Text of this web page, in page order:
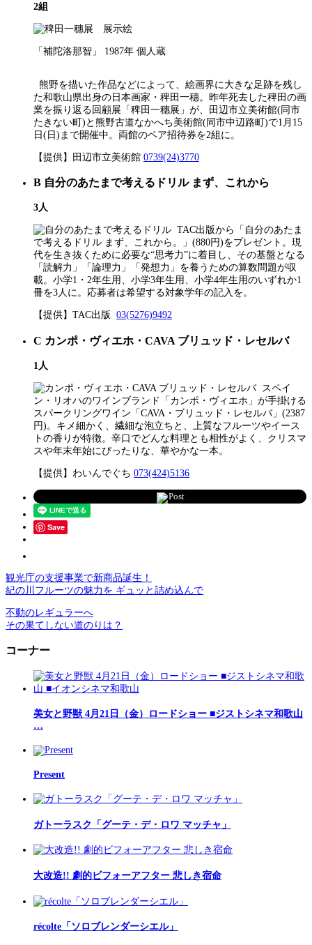
2組
「補陀洛那智」 1987年 個人蔵
熊野を描いた作品などによって、絵画界に大きな足跡を残し
た和歌山県出身の日本画家・稗田一穗。昨年死去した稗田の画
業を振り返る回顧展「稗田一穗展」が、田辺市立美術館(同市
たきない町)と熊野古道なかへち美術館(同市中辺路町)で1月15
日(日)まで開催中。両館のペア招待券を2組に。
【提供】田辺市立美術館 0739(24)3770
B 自分のあたまで考えるドリル まず、これから
3人
TAC出版から「自分のあたま
で考えるドリル まず、これから。」(880円)をプレゼント。現
代を生き抜くために必要な“思考力”に着目し、その基盤となる
「読解力」「論理力」「発想力」を養うための算数問題が収
載。小学1・2年生用、小学3年生用、小学4年生用のいずれか1
冊を3人に。応募者は希望する対象学年の記入を。
【提供】TAC出版 03(5276)9492
C カンポ・ヴィエホ・CAVA ブリュッド・レセルバ
1人
スペイ
ン・リオハのワインブランド「カンポ・ヴィエホ」が手掛ける
スパークリングワイン「CAVA・ブリュッド・レセルバ」(2387
円)。キメ細かく、繊細な泡立ちと、上質なフルーツやイース
トの香りが特徴。辛口でどんな料理とも相性がよく、クリスマ
スや年末年始にぴったりな、華やかな一本。
【提供】わいんでぐち 073(424)5136
Post
Save
観光庁の支援事業で新商品誕生！
紀の川フルーツの魅力を ギュッと詰め込んで
不動のレギュラーへ
その果てしない道のりは？
コーナー
美女と野獣 4月21日（金）ロードショー ■ジストシネマ和歌山
…
Present
ガトーラスク「グーテ・デ・ロワ マッチャ」
大改造!! 劇的ビフォーアフター 悲しき宿命
récolte「ソロブレンダーシエル」